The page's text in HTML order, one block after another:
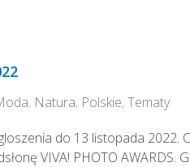
, Natura, Polskie,Tematy
do 13 listopada 2022.
VIVA! PHOTO AWARDS.